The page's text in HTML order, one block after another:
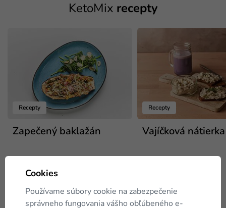
KetoMix recepty
Recepty
Zapečený baklažán
Recepty
Vajíčková nátierka
Cookies
Používame súbory cookie na zabezpečenie
správneho fungovania vášho obľúbeného e-